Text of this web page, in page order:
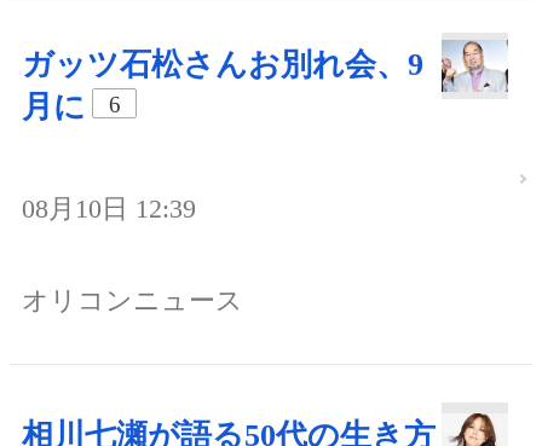
ガッツ石松さんお別れ会、9
月に
6
08月10日 12:39
オリコンニュース
相川七瀬が語る50代の生き方